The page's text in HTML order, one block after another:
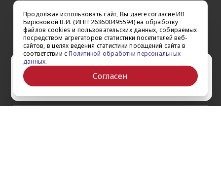
Продолжая использовать сайт, Вы даете согласие ИП
Бирюзовой В.И. (ИНН 263600495594) на обработку
файлов cookies и пользовательских данных, собираемых
посредством агрегаторов статистики посетителей веб-
сайтов, в целях ведения статистики посещений сайта в
соответствии сПолитикой обработки персональных
данных.
Согласен
Ваш город Ставрополь?
Да Выбрать другой
iPad Pro 13'' (2024)
iPad Pro 11'' (2024)
iPad Air 13'' (2024)
iPad Air 11" (2024)
iPad mini 7
iPad Pro 12.9'' (2022)
iPad Pro 11'' (2022)
Квадрокоптеры
Apple TV
Dyson
Сертификаты